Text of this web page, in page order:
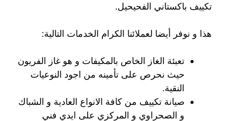
تكييف باكستاني الفحيحيل.
هذا و نوفر أيضا لعملائنا الكرام الخدمات التالية:
تعبئة الغاز الخاص بالمكيفات و هو غاز الفريون
حيث نحرص على تأمينه من اجود النوعيات
النقية.
صيانة تكييف من كافة الانواع العادية و الشباك
و الصحراوي و المركزي على ايدي فني